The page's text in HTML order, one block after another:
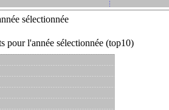
sélectionnée
pour l'année sélectionnée (top10)